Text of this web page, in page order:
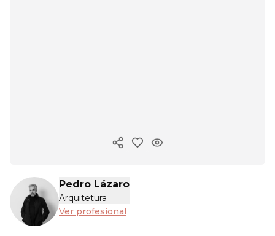
Copiar enlace
Pedro Lázaro
Arquitetura
Ver profesional